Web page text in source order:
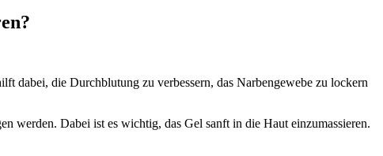
dabei, die Durchblutung zu verbessern, das Narbengewebe zu lockern
werden. Dabei ist es wichtig, das Gel sanft in die Haut einzumassieren.